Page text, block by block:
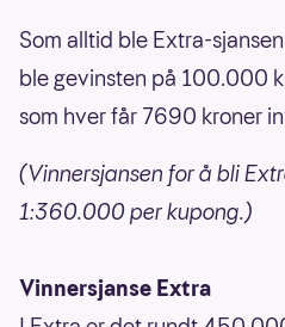
Som alltid ble Extra-
ble gevinsten på 100.000
som hver får 7690 kroner
(Vinnersjansen for å bli
1:360.000 per kupong.)
Vinnersjanse Extra